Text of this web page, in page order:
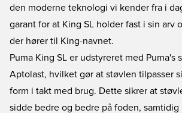
den moderne teknologi vi kender fra i
garant for at King SL holder fast i sin arv
der hører til King-navnet.
Puma King SL er udstyreret med Puma's
Aptolast, hvilket gør at støvlen tilpasser
form i takt med brug. Dette sikrer at
sidde bedre og bedre på foden, samtidig